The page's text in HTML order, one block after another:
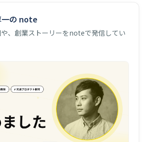
一の note
、創業ストーリーをnoteで発信してい